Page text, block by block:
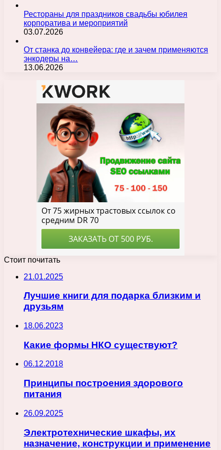
Рестораны для праздников свадьбы юбилея
корпоратива и мероприятий
03.07.2026
От станка до конвейера: где и зачем применяются
энкодеры на…
13.06.2026
Стоит почитать
21.01.2025
Лучшие книги для подарка близким и
друзьям
18.06.2023
Какие формы НКО существуют?
06.12.2018
Принципы построения здорового
питания
26.09.2025
Электротехнические шкафы, их
назначение, конструкции и применение